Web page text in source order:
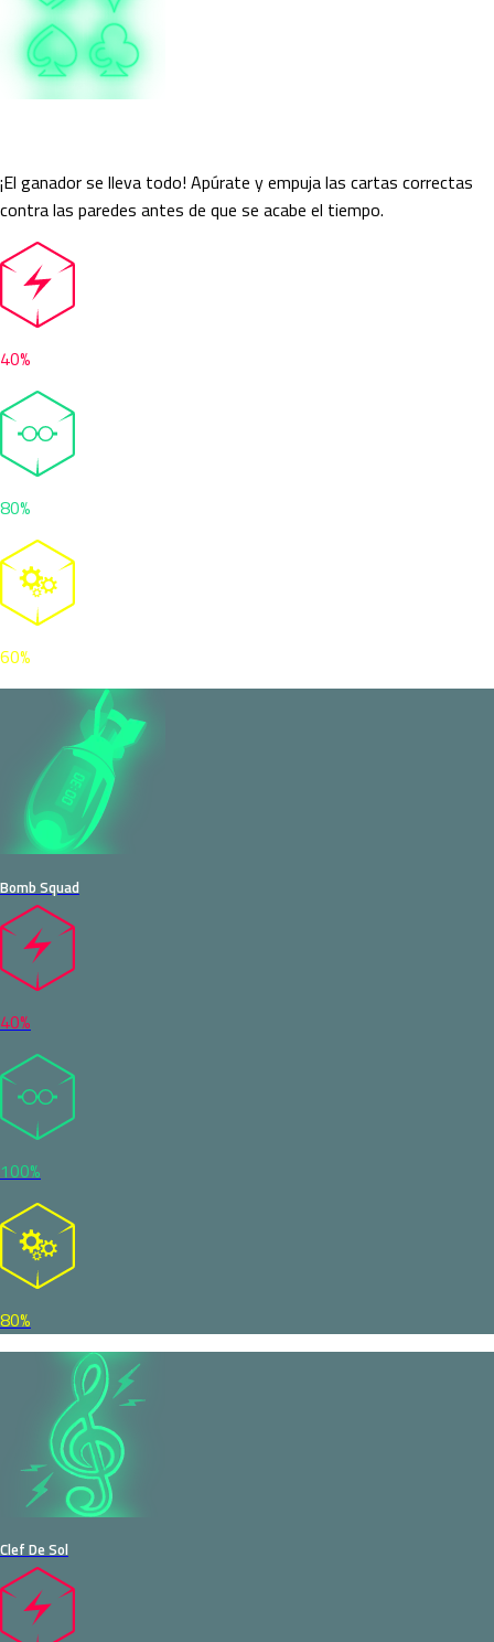
¡El ganador se lleva todo! Apúrate y empuja las cartas correctas
contra las paredes antes de que se acabe el tiempo.
40%
80%
60%
Bomb Squad
40%
100%
80%
Clef De Sol